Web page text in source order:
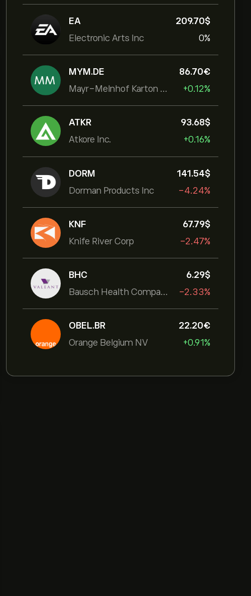
EA
Electronic Arts Inc
209.70‎$‎
0%
MYM.DE
Mayr-Melnhof Karton AG
86.70‎€‎
+0.12%
ATKR
Atkore Inc.
93.68‎$‎
+0.16%
DORM
Dorman Products Inc
141.54‎$‎
-4.24%
KNF
Knife River Corp
67.79‎$‎
-2.47%
BHC
Bausch Health Companies Inc
6.29‎$‎
-2.33%
OBEL.BR
Orange Belgium NV
22.20‎€‎
+0.91%